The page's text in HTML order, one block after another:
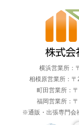
横浜営業所：
相模原営業所：
町田営業所：
福岡営業所：
※通販・出張専門会